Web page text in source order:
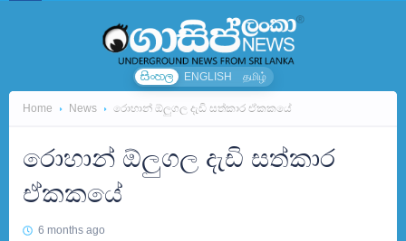
සිංහල ENGLISH தமிழ்
Home News රොහාන් ඕලුගල දැඩි සත්කාර ඒකකයේ
රොහාන් ඕලුගල දැඩි සත්කාර
ඒකකයේ
6 months ago